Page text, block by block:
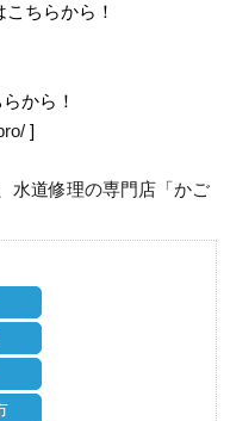
ちらから！
から！
]
水道修理の専門店「かご